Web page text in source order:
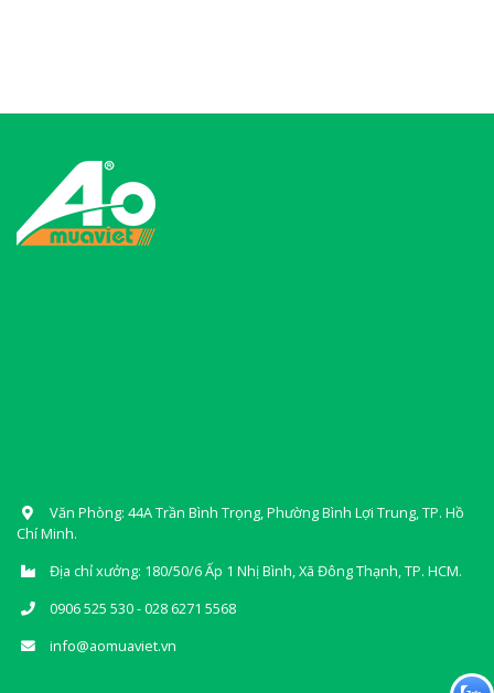
Văn Phòng: 44A Trần Bình Trọng, Phường Bình Lợi Trung, TP. Hồ
Chí Minh.
Địa chỉ xưởng: 180/50/6 Ấp 1 Nhị Bình, Xã Đông Thạnh, TP. HCM.
0906 525 530 - 028 6271 5568
info@aomuaviet.vn